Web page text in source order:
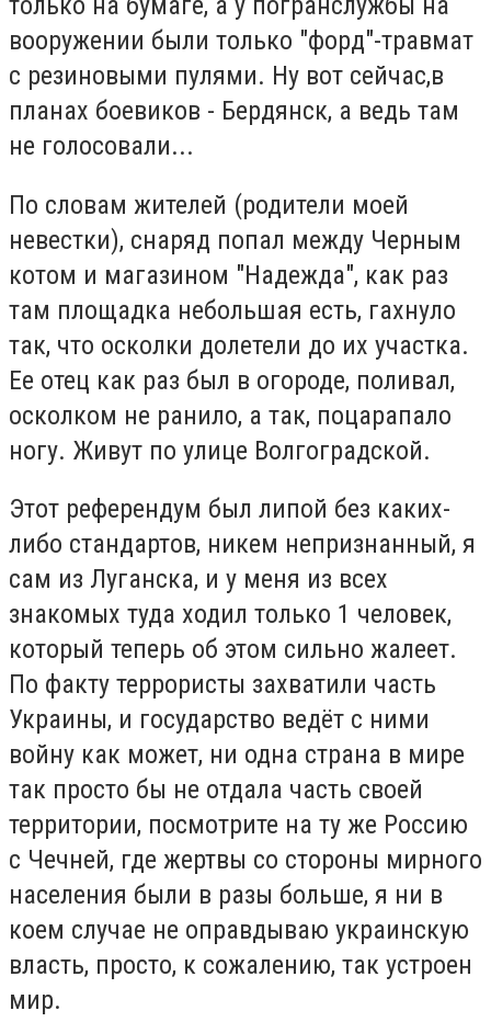
вооружении были только "форд"-травмат
с резиновыми пулями. Ну вот сейчас,в
планах боевиков - Бердянск, а ведь там
не голосовали...
По словам жителей (родители моей
невестки), снаряд попал между Черным
котом и магазином "Надежда", как раз
там площадка небольшая есть, гахнуло
так, что осколки долетели до их участка.
Ее отец как раз был в огороде, поливал,
осколком не ранило, а так, поцарапало
ногу. Живут по улице Волгоградской.
Этот референдум был липой без каких-
либо стандартов, никем непризнанный, я
сам из Луганска, и у меня из всех
знакомых туда ходил только 1 человек,
который теперь об этом сильно жалеет.
По факту террористы захватили часть
Украины, и государство ведёт с ними
войну как может, ни одна страна в мире
так просто бы не отдала часть своей
территории, посмотрите на ту же Россию
с Чечней, где жертвы со стороны мирного
населения были в разы больше, я ни в
коем случае не оправдываю украинскую
власть, просто, к сожалению, так устроен
мир.